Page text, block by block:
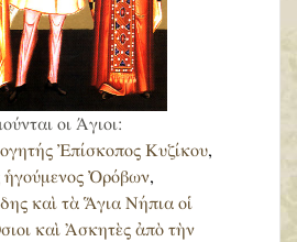
οι Άγιοι:
Ἐπίσκοπος Κυζίκου,
ἡγούμενος Ὀρόβων,
καὶ τὰ Ἅγια Νήπια οἱ
καὶ Ἀσκητὲς ἀπὸ τὴν